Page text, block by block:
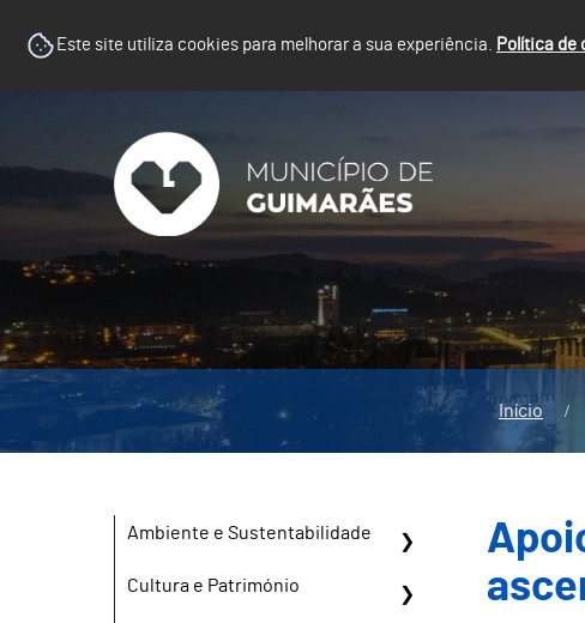
Este site utiliza cookies para melhorar a sua experiência. Política de
Início
Ambiente e Sustentabilidade
Cultura e Património